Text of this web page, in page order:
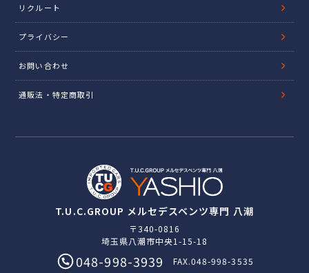
リクルート
プライバシー
お問い合わせ
通販法・特定商取引
T.U.C.GROUP メルセデスベンツ専門 八潮
〒340-0816
埼玉県八潮市中央1-15-18
048-998-3939 FAX.048-998-3535